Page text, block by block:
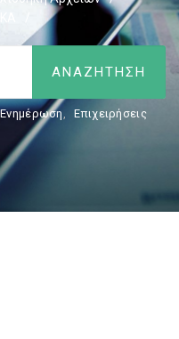
, Επιχειρήσεις